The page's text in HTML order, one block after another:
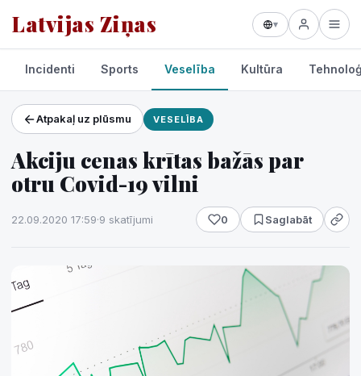
Latvijas Ziņas ▾
Projekti un pakalpojumi
Laikapstākļi
Incidenti Sports Veselība Kultūra
Atpakaļ uz plūsmu VESELĪBA
Akciju cenas krītas bažās par
otru Covid-19 vilni
22.09.2020 17:59·9 skatījumi 0 Saglabāt